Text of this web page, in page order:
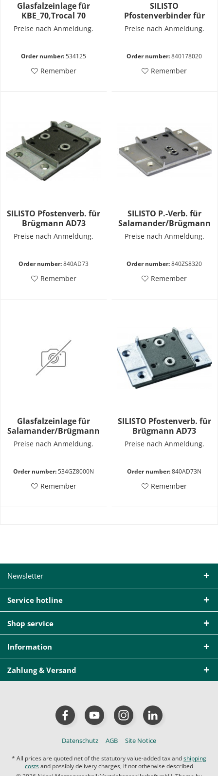
Glasfalzeinlage für
KBE_70,Trocal 70
Preise nach Anmeldung.
Order number:534125
Remember
SILISTO
Pfostenverbinder für
Salamander
Preise nach Anmeldung.
Order number:840178020
Remember
SILISTO Pfostenverb. für
Brügmann AD73
Preise nach Anmeldung.
Order number:840AD73
Remember
SILISTO P.-Verb. für
Salamander/Brügmann
Preise nach Anmeldung.
Order number:840ZS8320
Remember
Glasfalzeinlage für
Salamander/Brügmann
Preise nach Anmeldung.
Order number:534GZ8000N
Remember
SILISTO Pfostenverb. für
Brügmann AD73
Preise nach Anmeldung.
Order number:840AD73N
Remember
Newsletter
Service hotline
Shop service
Information
Zahlung & Versand
Datenschutz AGB Site Notice
* All prices are quoted net of the statutory value-added tax andshipping
costsand possibly delivery charges, if not otherwise described